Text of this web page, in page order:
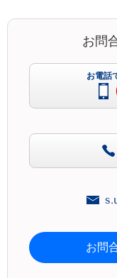
お問
お電話
お問